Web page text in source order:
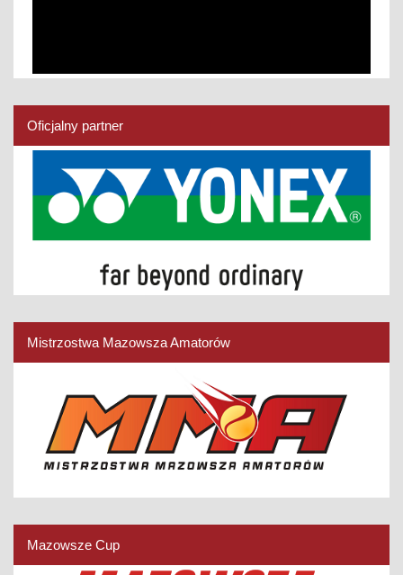
Oficjalny partner
Mistrzostwa Mazowsza Amatorów
Mazowsze Cup